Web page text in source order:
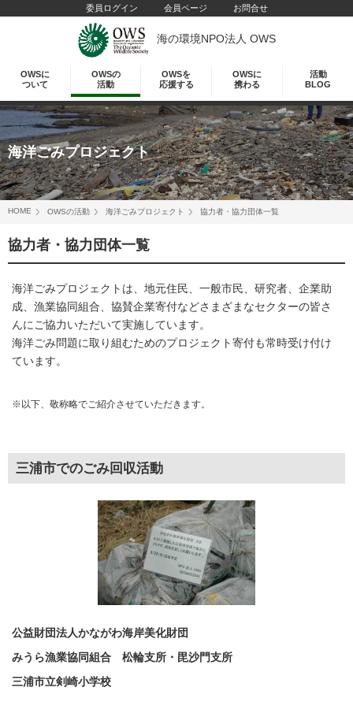
委員ログイン 会員ページ お問合せ
海の環境NPO法人 OWS
OWSに
ついて
OWSの
活動
OWSを
応援する
OWSに
携わる
活動
BLOG
海洋ごみプロジェクト
HOME OWSの活動 海洋ごみプロジェクト 協力者・協力団体一覧
協力者・協力団体一覧
海洋ごみプロジェクトは、地元住民、一般市民、研究者、企業助
成、漁業協同組合、協賛企業寄付などさまざまなセクターの皆さ
んにご協力いただいて実施しています。
海洋ごみ問題に取り組むためのプロジェクト寄付も常時受け付け
ています。
※以下、敬称略でご紹介させていただきます。
三浦市でのごみ回収活動
公益財団法人かながわ海岸美化財団
みうら漁業協同組合 松輪支所・毘沙門支所
三浦市立剣崎小学校